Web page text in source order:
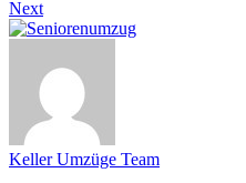
Next
Keller Umzüge Team